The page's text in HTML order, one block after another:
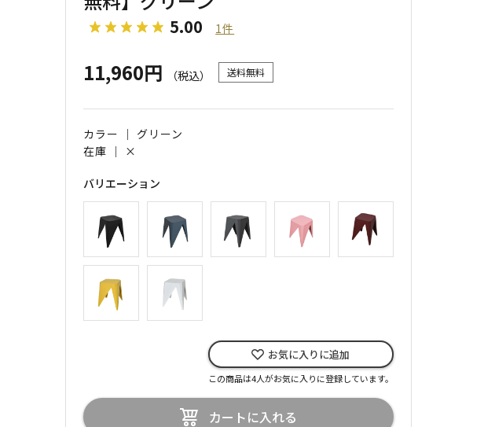
5.00 1件
11,960円 （税込） 送料無料
カラー ｜ グリーン
在庫 ｜ ×
バリエーション
お気に入りに追加
この商品は4人がお気に入りに登録しています。
カートに入れる